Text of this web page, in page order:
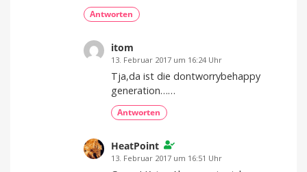
Antworten
itom
13. Februar 2017 um 16:24 Uhr
Tja,da ist die dontworrybehappy
generation……
Antworten
HeatPoint
13. Februar 2017 um 16:51 Uhr